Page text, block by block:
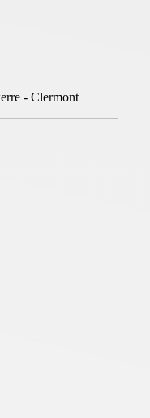
- Clermont